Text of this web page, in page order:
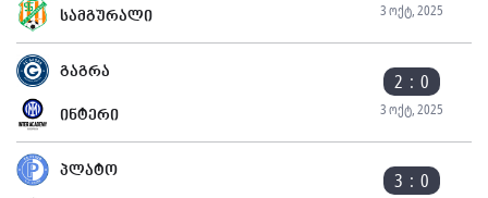
3 ოქტ, 2025
სამგურალი
გაგრა 2 : 0
3 ოქტ, 2025
ინტერი
პლატო 3 : 0